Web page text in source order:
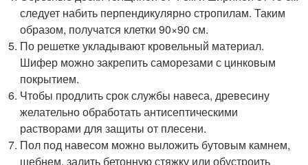
следует набить перпендикулярно стропилам. Таким
образом, получатся клетки 90×90 см.
По решетке укладывают кровельный материал.
Шифер можно закрепить саморезами с цинковым
покрытием.
Чтобы продлить срок службы навеса, древесину
желательно обработать антисептическими
растворами для защиты от плесени.
Пол под навесом можно выложить бутовым камнем,
щебнем, залить бетонную стяжку или обустроить